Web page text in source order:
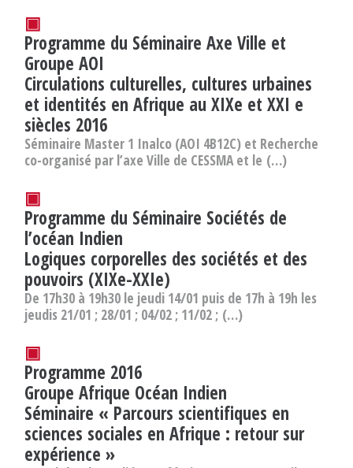
▣
Programme du Séminaire Axe Ville et
Groupe AOI
Circulations culturelles, cultures urbaines
et identités en Afrique au XIXe et XXI e
siècles 2016
Séminaire Master 1 Inalco (AOI 4B12C) et Recherche
co-organisé par l’axe Ville de CESSMA et le (…)
▣
Programme du Séminaire Sociétés de
l’océan Indien
Logiques corporelles des sociétés et des
pouvoirs (XIXe-XXIe)
De 17h30 à 19h30 le jeudi 14/01 puis de 17h à 19h les
jeudis 21/01 ; 28/01 ; 04/02 ; 11/02 ; (…)
▣
Programme 2016
Groupe Afrique Océan Indien
Séminaire « Parcours scientifiques en
sciences sociales en Afrique : retour sur
expérience »